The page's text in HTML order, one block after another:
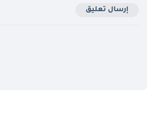
إرسال تعليق